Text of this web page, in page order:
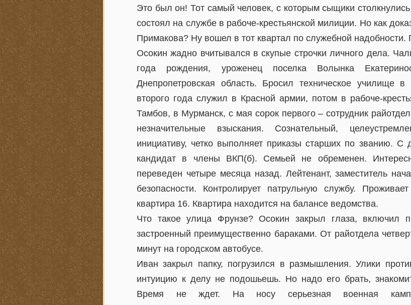
Это был он! Тот самый человек, с которым сыщики
состоял на службе в рабоче-крестьянской милиции. Но как
Примакова? Ну вошел в тот квартал по служебной надобности.
Осокин жадно вчитывался в скупые строчки личного дела.
года рождения, уроженец поселка Волынка
Днепропетровская область. Бросил техническое училище
второго года служил в Красной армии, потом в рабоче-
Тамбов, в Мурманск, с мая сорок первого – сотрудник
незначительные взыскания. Сознательный,
инициативу, четко выполняет приказы старших по званию. С
кандидат в члены ВКП(б). Семьей не обременен.
переведен четыре месяца назад. Лейтенант, заместитель
безопасности. Контролирует патрульную службу.
квартира 16. Квартира находится на балансе ведомства.
Что такое улица Фрунзе? Осокин закрыл глаза, включил
застроенный преимущественно бараками. От райотдела
минут на городском автобусе.
Иван закрыл папку, погрузился в размышления. Улики
интуицию к делу не подошьешь. Но надо его брать,
Время не ждет. На носу серьезная военная